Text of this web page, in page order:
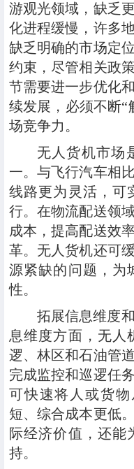
游观光领域，缺乏
化进程缓慢，许多
缺乏明确的市场定
约束，尽管相关政
节需要进一步优化
续发展，必须不断“
场竞争力。
无人货机市场
一。与飞行汽车相
线路更为灵活，可
行。在物流配送领
成本，提高配送效
革。无人货机还可
源紧缺的问题，为
性。
拓展信息维度
息维度方面，无人
逻、林区和石油管
完成监控和巡逻任
可快速将人或货
短、综合成本更低
际经济价值，还能
持。